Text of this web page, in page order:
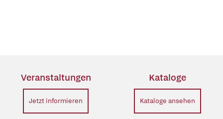
Veranstaltungen
Jetzt informieren
Kataloge
Kataloge ansehen